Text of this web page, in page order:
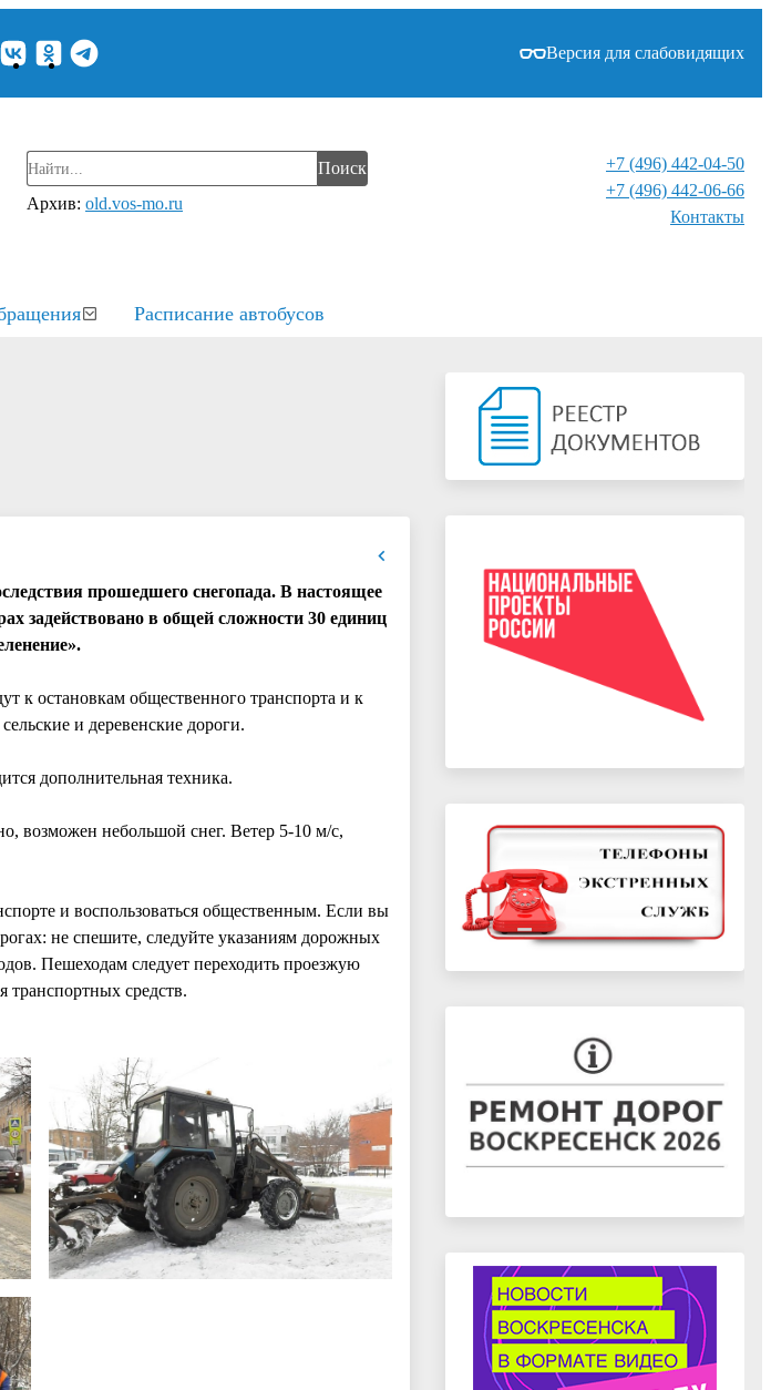
Версия для слабовидящих
Поиск
Архив: old.vos-mo.ru
+7 (496) 442-04-50
+7 (496) 442-06-66
Контакты⁠
Расписание автобусов
прошедшего снегопада. В настоящее
задействовано в общей сложности 30 единиц
к остановкам общественного транспорта и к
и деревенские дороги.
дополнительная техника.
возможен небольшой снег. Ветер 5-10 м/с,
и воспользоваться общественным. Если вы
не спешите, следуйте указаниям дорожных
Пешеходам следует переходить проезжую
транспортных средств.